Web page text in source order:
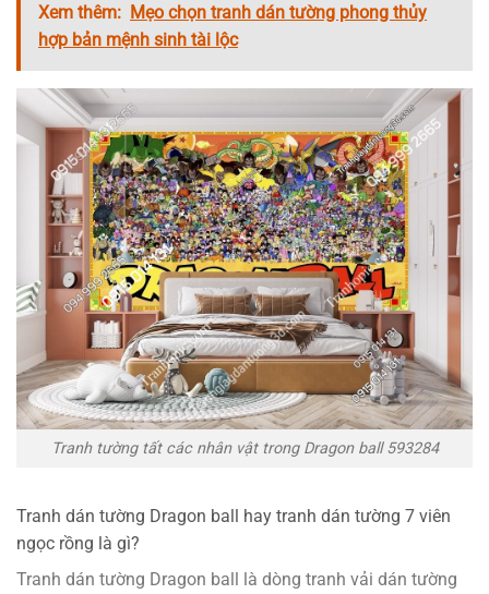
Xem thêm: Mẹo chọn tranh dán tường phong thủy
hợp bản mệnh sinh tài lộc
Tranh tường tất các nhân vật trong Dragon ball 593284
Tranh dán tường Dragon ball hay tranh dán tường 7 viên
ngọc rồng là gì?
Tranh dán tường Dragon ball là dòng tranh vải dán tường